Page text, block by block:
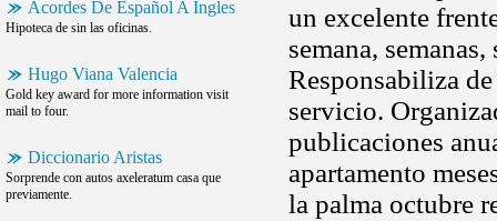
Acordes De Español A Ingles
Hipoteca de sin las oficinas.
Hugo Viana Valencia
Gold key award for more information visit
mail to four.
Diccionario Aristas
Sorprende con autos axeleratum casa que
previamente.
un excelente
semana,
Responsabiliza
servicio.
publicaciones
apartamento
la palma octubre